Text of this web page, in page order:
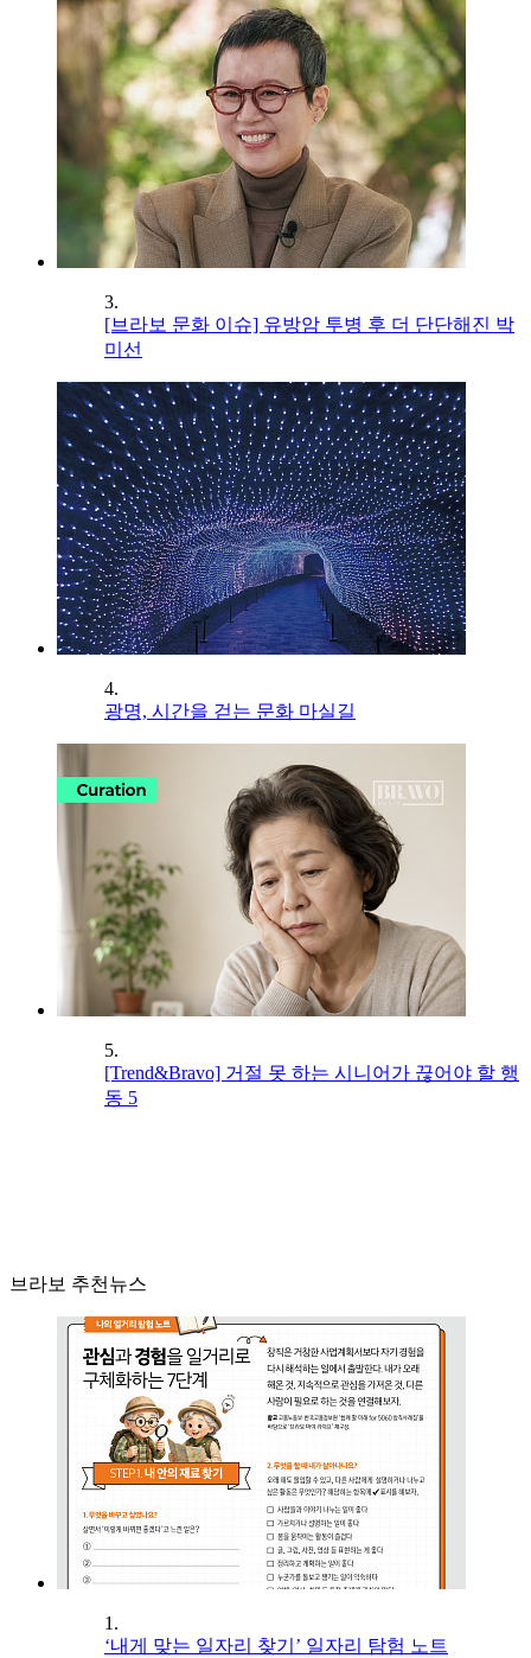
3.
[브라보 문화 이슈] 유방암 투병 후 더 단단해진 박
미선
4.
광명, 시간을 걷는 문화 마실길
5.
[Trend&Bravo] 거절 못 하는 시니어가 끊어야 할 행
동 5
브라보 추천뉴스
1.
‘내게 맞는 일자리 찾기’ 일자리 탐험 노트